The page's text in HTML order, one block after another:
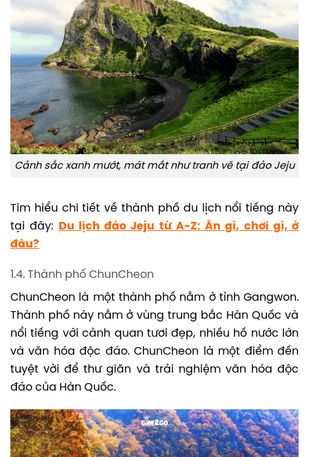
Cảnh sắc xanh mướt, mát mắt như tranh vẽ tại đảo Jeju
Tim hiểu chi tiết về thành phố du lịch nổi tiếng này
tại đây: Du lịch đảo Jeju từ A-Z: Ăn gì, chơi gì, ở
đâu?
1.4. Thành phố ChunCheon
ChunCheon là một thành phố nằm ở tỉnh Gangwon.
Thành phố này nằm ở vùng trung bắc Hàn Quốc và
nổi tiếng với cảnh quan tươi đẹp, nhiều hồ nước lớn
và văn hóa độc đáo. ChunCheon là một điểm đến
tuyệt vời để thư giãn và trải nghiệm văn hóa độc
đáo của Hàn Quốc.